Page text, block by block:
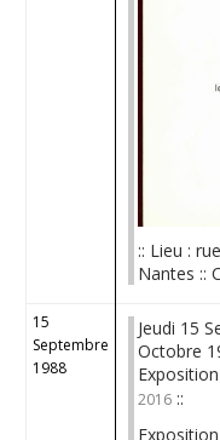
:: Lieu :
Nantes ::
15
Septembre
1988
Jeudi 15
Octobre
Exposition
2016 ::